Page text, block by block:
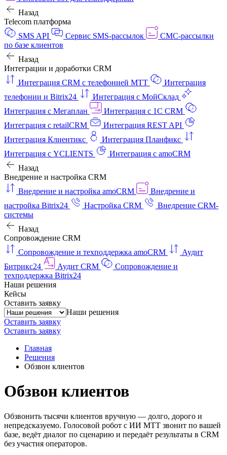
Назад
Telecom платформа
SMS API
Сервис SMS-рассылок
СМС-рассылки
по базе клиентов
Назад
Интеграции и доработки CRM
Интеграция CRM с телефонией МТТ
Интеграция
телефонии и Bitrix24
Интеграция с МойСклад
Интеграция с Мегаплан
Интеграция с 1C CRM
Интеграция с retailCRM
Интеграция REST API
Интеграция Клиентикс
Интеграция Планфикс
Интеграция с YCLIENTS
Интеграция с amoCRM
Назад
Внедрение и настройка CRM
Внедрение и настройка amoCRM
Внедрение и
настройка Bitrix24
Настройка CRM
Внедрение CRM-
системы
Назад
Сопровождение CRM
Сопровождение и техподдержка amoCRM
Аудит
Битрикс24
Аудит CRM
Сопровождение и
техподдержка Bitrix24
Наши решения
Кейсы
Оставить заявку
Наши решения
Оставить заявку
Оставить заявку
Главная
Решения
Обзвон клиентов
Обзвон клиентов
Обзвонить тысячи клиентов вручную — долго, дорого и
непредсказуемо. Голосовой робот с ИИ МТТ звонит по вашей
базе, ведёт диалог по сценарию и передаёт результаты в CRM
без участия операторов.